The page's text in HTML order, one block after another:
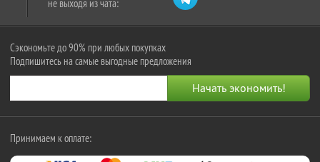
не выходя из чата:
Сэкономьте до 90% при любых покупках
Подпишитесь на самые выгодные предложения
Принимаем к оплате: